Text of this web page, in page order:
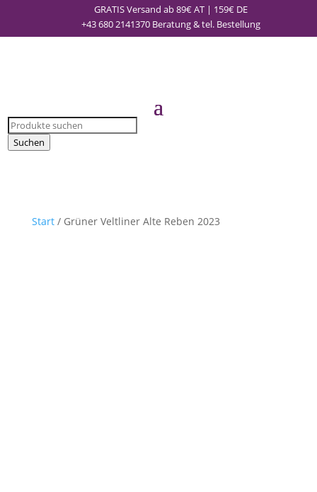
GRATIS Versand ab 89€ AT | 159€ DE
+43 680 2141370 Beratung & tel. Bestellung
Products
search
Suchen
Start/ Grüner Veltliner Alte Reben 2023